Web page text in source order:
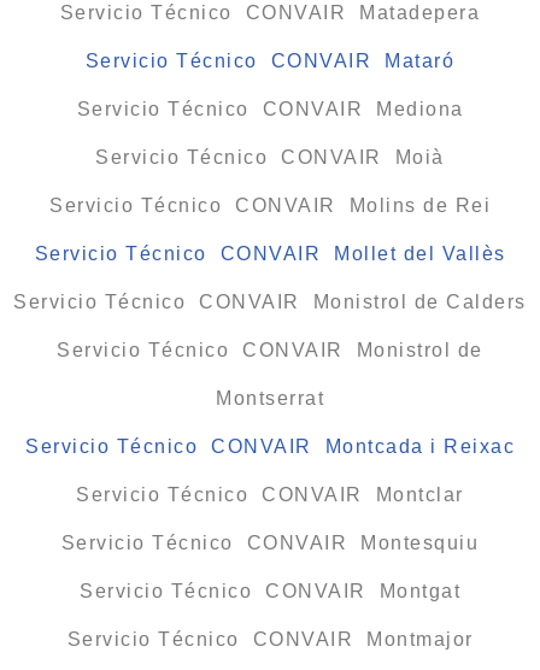
Servicio Técnico CONVAIR Matadepera
Servicio Técnico CONVAIR Mataró
Servicio Técnico CONVAIR Mediona
Servicio Técnico CONVAIR Moià
Servicio Técnico CONVAIR Molins de Rei
Servicio Técnico CONVAIR Mollet del Vallès
Servicio Técnico CONVAIR Monistrol de Calders
Servicio Técnico CONVAIR Monistrol de
Montserrat
Servicio Técnico CONVAIR Montcada i Reixac
Servicio Técnico CONVAIR Montclar
Servicio Técnico CONVAIR Montesquiu
Servicio Técnico CONVAIR Montgat
Servicio Técnico CONVAIR Montmajor